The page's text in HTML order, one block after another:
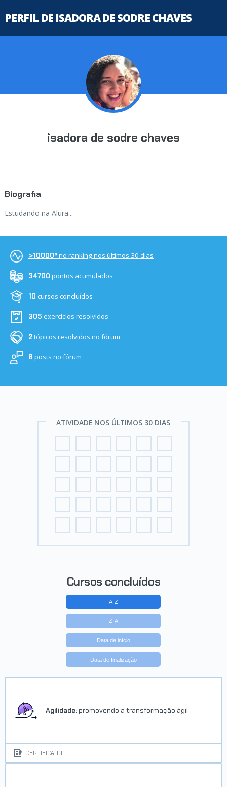
PERFIL DE ISADORA DE SODRE CHAVES
isadora de sodre chaves
Biografia
Estudando na Alura...
>10000ºno ranking nos últimos 30 dias
34700 pontos acumulados
10 cursos concluídos
305 exercícios resolvidos
2tópicos resolvidos no fórum
6 posts no fórum
ATIVIDADE NOS ÚLTIMOS 30 DIAS
Cursos concluídos
A-Z
Z-A
Data de início
Data de finalização
Agilidade: promovendo a transformação ágil
CERTIFICADO